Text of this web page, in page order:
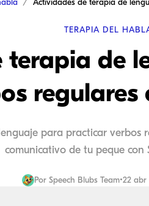
TERAPIA DEL
de
regulares
para practicar verbos
comunicativo de tu peque con
Por Speech Blubs Team•22 abr